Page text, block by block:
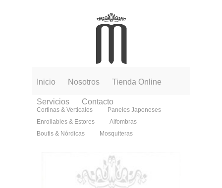
Inicio Nosotros Tienda Online
Servicios Contacto
Cortinas & Verticales
Paneles Japoneses
Enrollables & Estores
Alfombras
Boutis & Nórdicas
Mosquiteras